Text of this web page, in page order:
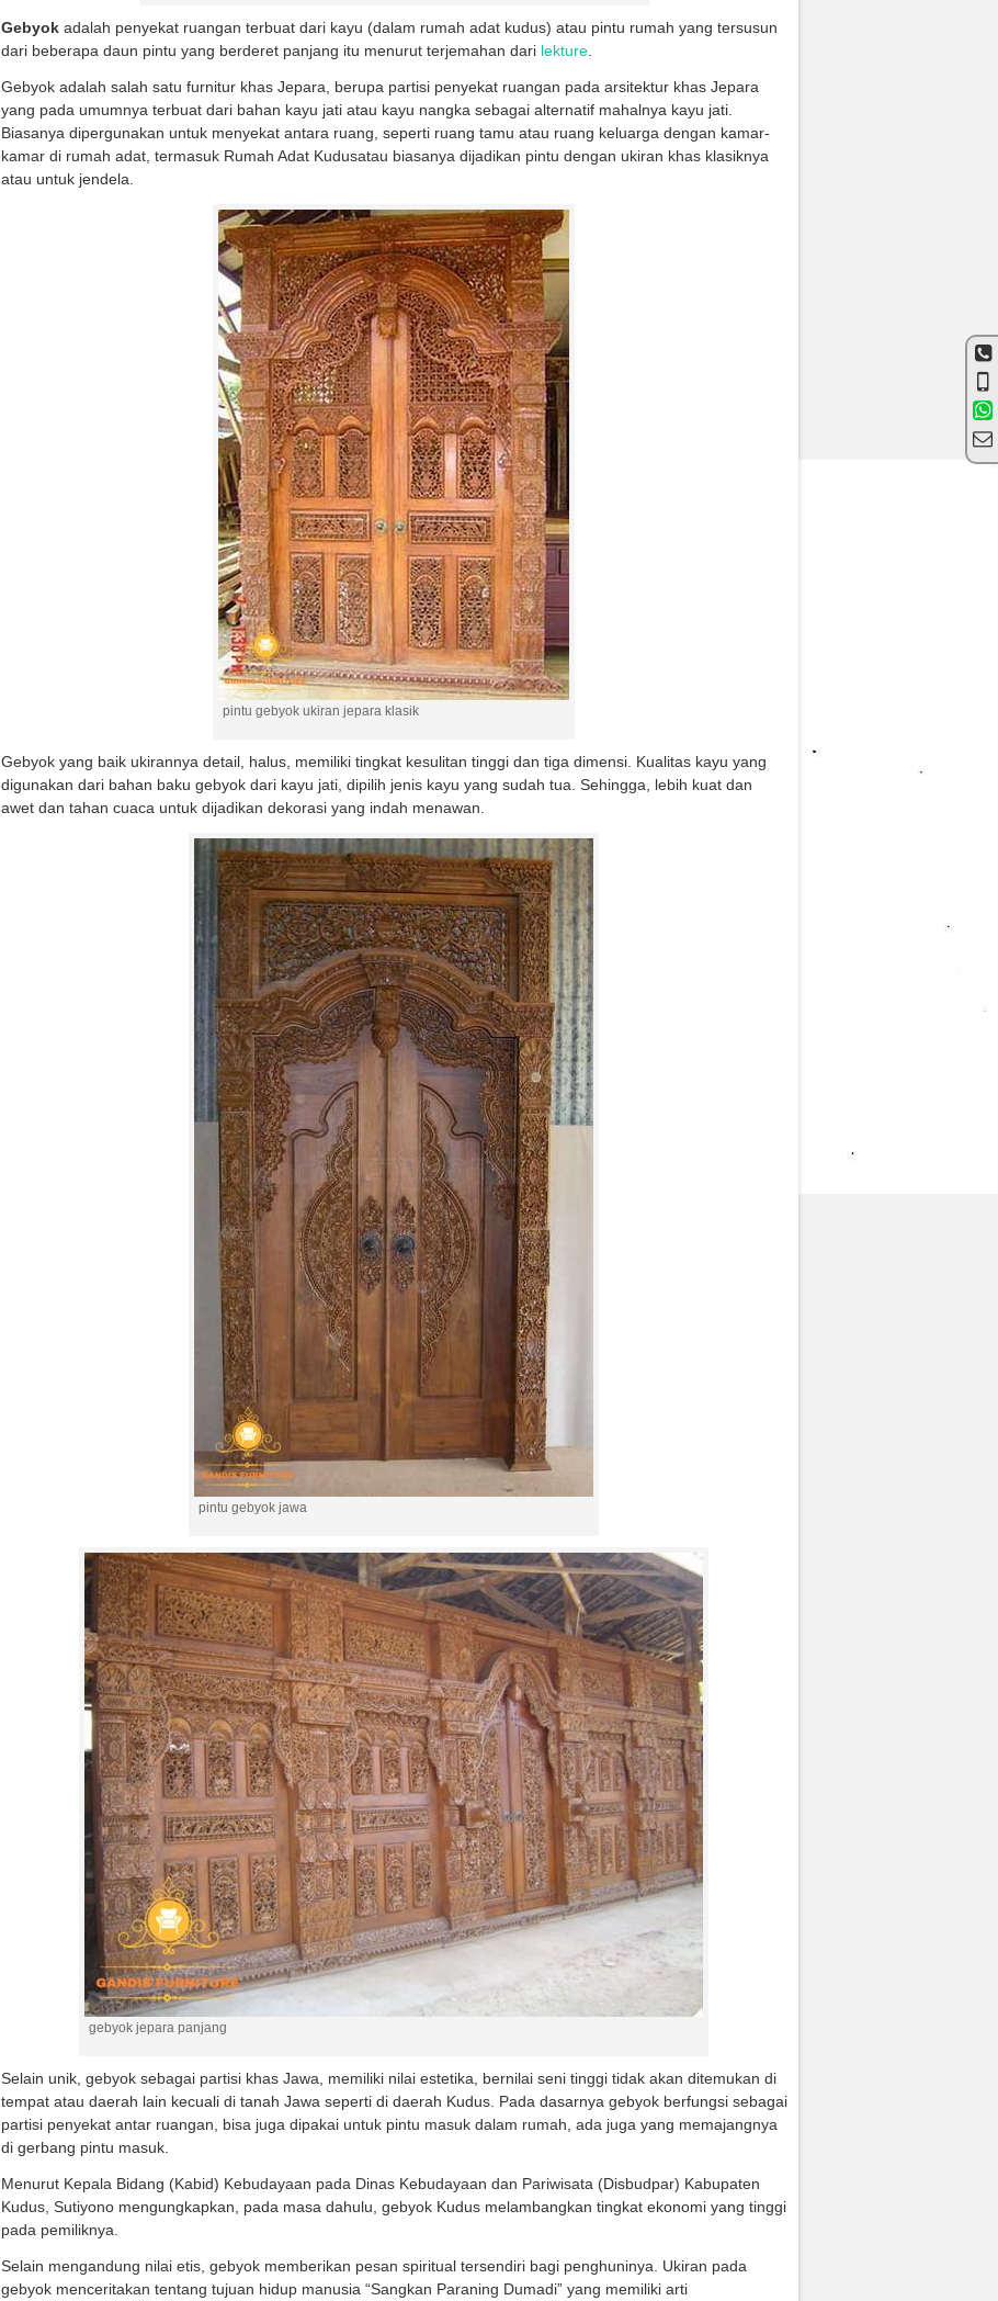
Gebyokadalah penyekat ruangan terbuat dari kayu (dalam rumah adat kudus) atau pintu rumah yang tersusun
dari beberapa daun pintu yang berderet panjang itu menurut terjemahan dari lekture.
Gebyok adalah salah satu furnitur khas Jepara, berupa partisi penyekat ruangan pada arsitektur khas Jepara
yang pada umumnya terbuat dari bahan kayu jati atau kayu nangka sebagai alternatif mahalnya kayu jati.
Biasanya dipergunakan untuk menyekat antara ruang, seperti ruang tamu atau ruang keluarga dengan kamar-
kamar di rumah adat, termasuk Rumah Adat Kudusatau biasanya dijadikan pintu dengan ukiran khas klasiknya
atau untuk jendela.
pintu gebyok ukiran jepara klasik
Gebyok yang baik ukirannya detail, halus, memiliki tingkat kesulitan tinggi dan tiga dimensi. Kualitas kayu yang
digunakan dari bahan baku gebyok dari kayu jati, dipilih jenis kayu yang sudah tua. Sehingga, lebih kuat dan
awet dan tahan cuaca untuk dijadikan dekorasi yang indah menawan.
pintu gebyok jawa
gebyok jepara panjang
Selain unik, gebyok sebagai partisi khas Jawa, memiliki nilai estetika, bernilai seni tinggi tidak akan ditemukan di
tempat atau daerah lain kecuali di tanah Jawa seperti di daerah Kudus. Pada dasarnya gebyok berfungsi sebagai
partisi penyekat antar ruangan, bisa juga dipakai untuk pintu masuk dalam rumah, ada juga yang memajangnya
di gerbang pintu masuk.
Menurut Kepala Bidang (Kabid) Kebudayaan pada Dinas Kebudayaan dan Pariwisata (Disbudpar) Kabupaten
Kudus, Sutiyono mengungkapkan, pada masa dahulu, gebyok Kudus melambangkan tingkat ekonomi yang tinggi
pada pemiliknya.
Selain mengandung nilai etis, gebyok memberikan pesan spiritual tersendiri bagi penghuninya. Ukiran pada
gebyok menceritakan tentang tujuan hidup manusia “Sangkan Paraning Dumadi” yang memiliki arti